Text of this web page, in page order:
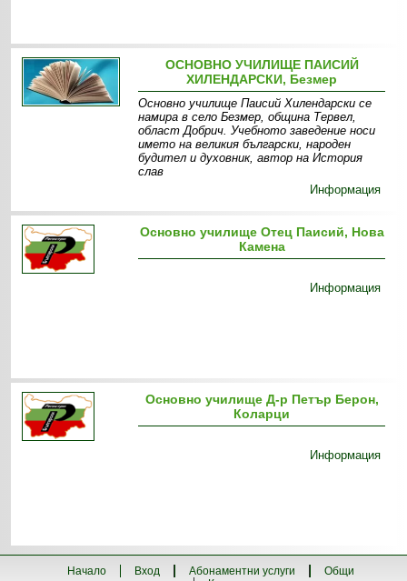
ОСНОВНО УЧИЛИЩЕ ПАИСИЙ
ХИЛЕНДАРСКИ, Безмер
Основно училище Паисий Хилендарски се
намира в село Безмер, община Тервел,
област Добрич. Учебното заведение носи
името на великия български, народен
будител и духовник, автор на История
слав
Информация
Основно училище Отец Паисий, Нова
Камена
Информация
Основно училище Д-р Петър Берон,
Коларци
Информация
Начало Вход Абонаментни услуги
Общи